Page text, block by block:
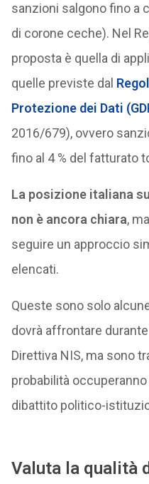
sanzioni salgono fino a
di corone ceche). Nel
proposta è quella di
quelle previste dal
Protezione dei Dati
2016/679), ovvero
fino al 4 % del fatturato
La posizione italiana
non è ancora chiara,
seguire un approccio
elencati.
Queste sono solo
dovrà affrontare
Direttiva NIS, ma sono
probabilità
dibattito politico-
Valuta la qualità